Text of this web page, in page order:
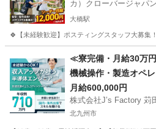
カ）クローバージャパン
大橋駅
🍀【未経験歓迎】ポスティングスタッフ大募
大橋駅 軽作業 ス
≪寮完備・月給30万
機械操作・製造オペ
月給600,000円
株式会社J’s Factory 苅
北九州市